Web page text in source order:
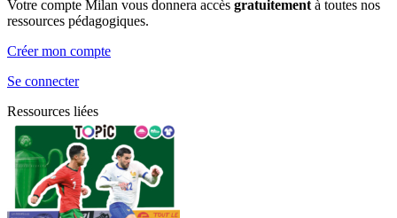
Votre compte Milan vous donnera accès gratuitementà toutes nos
ressources pédagogiques.
Créer mon compte
Se connecter
Ressources liées